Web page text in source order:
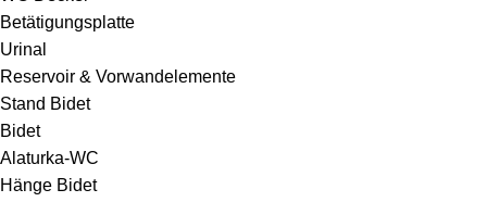
Betätigungsplatte
Urinal
Reservoir & Vorwandelemente
Stand Bidet
Bidet
Alaturka-WC
Hänge Bidet